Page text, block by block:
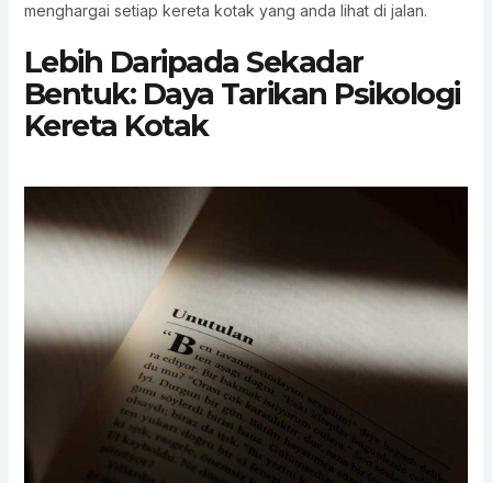
menghargai setiap kereta kotak yang anda lihat di jalan.
Lebih Daripada Sekadar
Bentuk: Daya Tarikan Psikologi
Kereta Kotak